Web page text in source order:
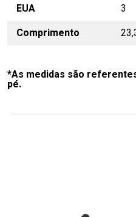
EUA
3
Comprimento
*As medidas são
pé.